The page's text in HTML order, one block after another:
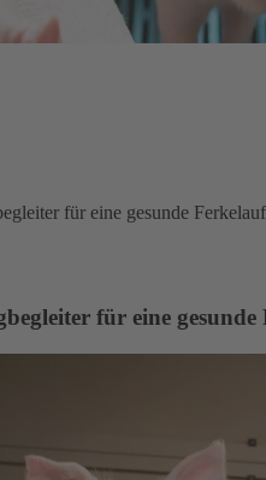
für eine gesunde
für eine